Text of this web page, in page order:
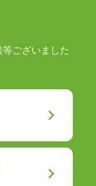
ございました